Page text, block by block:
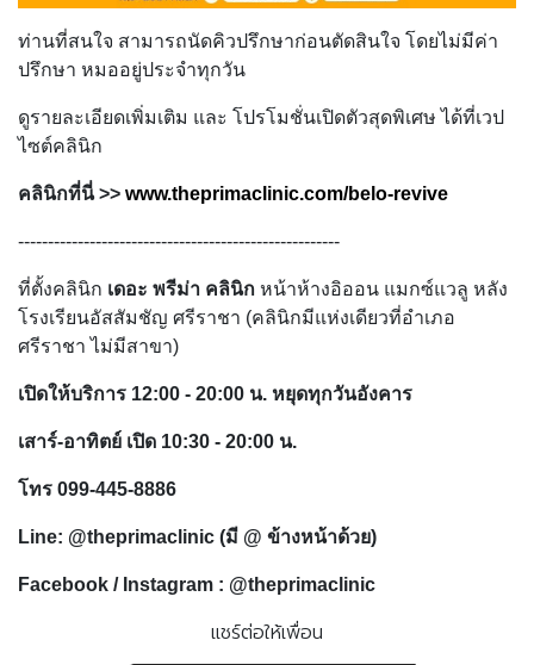
ท่านที่สนใจ สามารถนัดคิวปรึกษาก่อนตัดสินใจ โดยไม่มีค่า
ปรึกษา หมออยู่ประจำทุกวัน
ดูรายละเอียดเพิ่มเติม และ โปรโมชั่นเปิดตัวสุดพิเศษ ได้ที่เวป
ไซต์คลินิก
คลินิกที่นี่>> www.theprimaclinic.com/belo-revive
------------------------------------------------------
ที่ตั้งคลินิก เดอะ พรีม่า คลินิก หน้าห้างอิออน แมกซ์แวลู หลัง
โรงเรียนอัสสัมชัญ ศรีราชา (คลินิกมีแห่งเดียวที่อำเภอ
ศรีราชา ไม่มีสาขา)
เปิดให้บริการ 12:00 - 20:00 น. หยุดทุกวันอังคาร
เสาร์-อาทิตย์ เปิด 10:30 - 20:00 น.
โทร 099-445-8886
Line: @theprimaclinic (มี @ ข้างหน้าด้วย)
Facebook / Instagram : @theprimaclinic
แชร์ต่อให้เพื่อน